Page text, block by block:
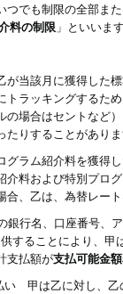
つでも制限の全部
料の制限 」といいま
当該月に獲得した
ラッキングするた
場合はセントなど
たりすることがあり
ラム紹介料を獲得
料および特別プロ
、乙は、為替レー
行名、口座番号、
することにより、
支払額が支払可能金
甲は乙に対し、乙